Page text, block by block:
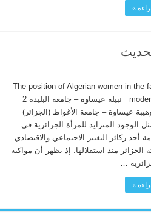
»
The position of Algerian women in the
modern society نبيلة عيساوة – جامعة البليدة 2
عيساوة – جامعة الأغواط (الجزائر)
الوجود المتزايد للمرأة الجزائرية في
أحد ركائز التغيير الاجتماعي والاقتصادي
الجزائر منذ استقلالها. إذ يظهر أن مواكبة
…
»